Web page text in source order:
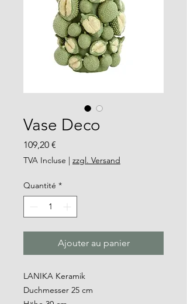
Vase Deco
109,20 €
TVA Incluse | zzgl. Versand
Quantité *
Ajouter au panier
LANIKA Keramik
Duchmesser 25 cm